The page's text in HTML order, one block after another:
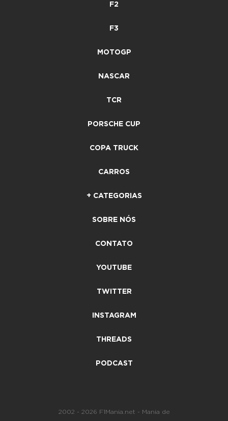
F2
F3
MOTOGP
NASCAR
TCR
PORSCHE CUP
COPA TRUCK
CARROS
+ CATEGORIAS
SOBRE NÓS
CONTATO
YOUTUBE
TWITTER
INSTAGRAM
THREADS
PODCAST
2002 - 2026 F1Mania.net - Mania de